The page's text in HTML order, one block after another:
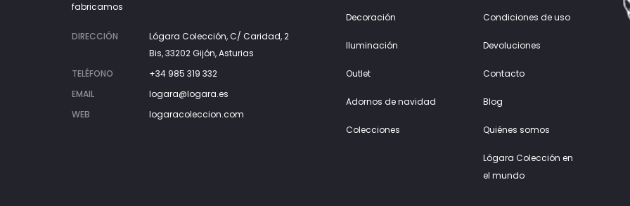
fabricamos
DIRECCIÓN
Lógara Colección, C/ Caridad, 2
Bis, 33202 Gijón, Asturias
TELÉFONO
+34 985 319 332
EMAIL
logara@logara.es
WEB
logaracoleccion.com
Decoración
Iluminación
Outlet
Adornos de navidad
Colecciones
Condiciones de uso
Devoluciones
Contacto
Blog
Quiénes somos
Lógara Colección en
el mundo